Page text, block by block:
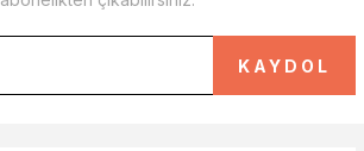
KAYDOL